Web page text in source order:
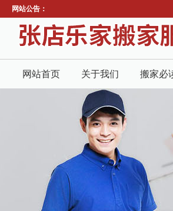
网站公告：
网站首页 关于我们 搬家必